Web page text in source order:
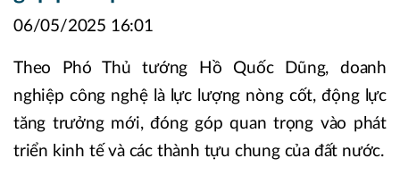
06/05/2025 16:01
Theo Phó Thủ tướng Hồ Quốc Dũng, doanh
nghiệp công nghệ là lực lượng nòng cốt, động lực
tăng trưởng mới, đóng góp quan trọng vào phát
triển kinh tế và các thành tựu chung của đất nước.